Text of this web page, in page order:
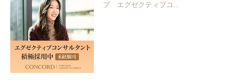
プ エグゼクティブコ...